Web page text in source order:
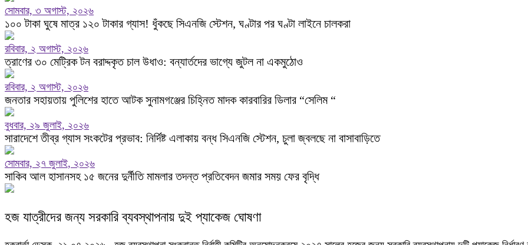
সোমবার, ৩ অগাস্ট, ২০২৬
‎১০০ টাকা ঘুষে মাত্র ১২০ টাকার গ্যাস! ‎ধুঁকছে সিএনজি স্টেশন, ঘণ্টার পর ঘণ্টা লাইনে চালকরা
রবিবার, ২ অগাস্ট, ২০২৬
ত্রাণের ৩০ মেট্রিক টন বরাদ্দকৃত চাল উধাও: বন্যার্তদের ভাগ্যে জুটল না একমুঠোও
রবিবার, ২ অগাস্ট, ২০২৬
জনতার সহায়তায় পুলিশের হাতে আটক সুনামগঞ্জের চিহ্নিত মাদক কারবারির ডিলার “সেলিম “
বুধবার, ২৯ জুলাই, ২০২৬
সারাদেশে তীব্র গ্যাস সংকটের প্রভাব: নির্দিষ্ট এলাকায় বন্ধ সিএনজি স্টেশন, চুলা জ্বলছে না বাসাবাড়িতে
সোমবার, ২৭ জুলাই, ২০২৬
সাকিব আল হাসানসহ ১৫ জনের দুর্নীতি মামলার তদন্ত প্রতিবেদন জমার সময় ফের বৃদ্ধি
হজ যাত্রীদের জন্য সরকারি ব্যবস্থাপনায় দুই প্যাকেজ ঘোষণা